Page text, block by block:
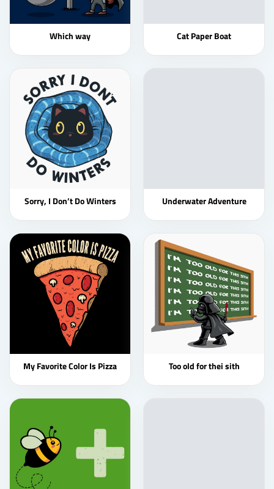
Which way Cat Paper Boat
Sorry, I Don’t Do Winters Underwater Adventure
My Favorite Color Is Pizza Too old for thei sith